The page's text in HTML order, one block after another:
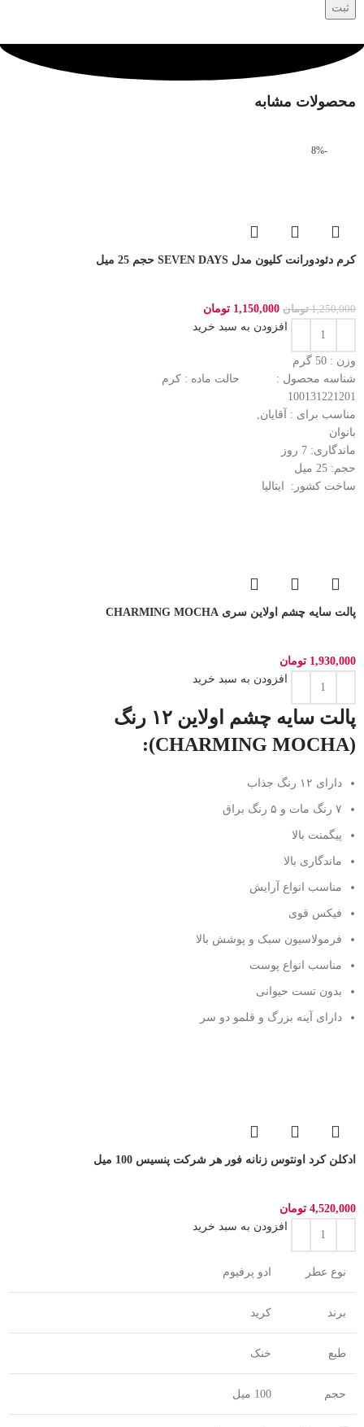
محصولات مشابه
-8%
کرم دئودورانت کلیون مدل SEVEN DAYS حجم 25 میل
1,250,000 تومان 1,150,000 تومان
افزودن به سبد خرید
وزن : 50
گرم
شناسه محصول :
100131221201
حالت ماده : کرم
مناسب برای : آقایان,
بانوان
ماندگاری: 7
روز
حجم: 25
میل
ساخت کشور: ایتالیا
پالت سایه چشم اولاین سری CHARMING MOCHA
1,930,000 تومان
افزودن به سبد خرید
پالت سایه چشم اولاین ۱۲ رنگ
(CHARMING MOCHA):
دارای ۱۲ رنگ جذاب
۷ رنگ مات و ۵ رنگ براق
پیگمنت بالا
ماندگاری بالا
مناسب انواع آرایش
فیکس قوی
فرمولاسیون سبک و پوشش بالا
مناسب انواع پوست
بدون تست حیوانی
دارای آینه بزرگ و قلمو دو سر
ادکلن کرد اونتوس زنانه فور هر شرکت پنسیس 100 میل
4,520,000 تومان
افزودن به سبد خرید
نوع عطر ادو پرفیوم
برند کرید
طبع خنک
حجم 100 میل